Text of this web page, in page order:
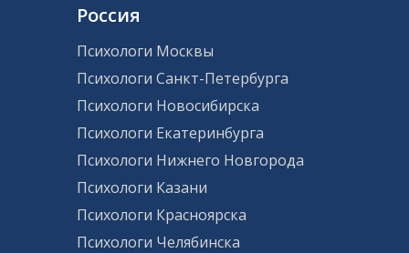
Россия
Психологи Москвы
Психологи Санкт-Петербурга
Психологи Новосибирска
Психологи Екатеринбурга
Психологи Нижнего Новгорода
Психологи Казани
Психологи Красноярска
Психологи Челябинска